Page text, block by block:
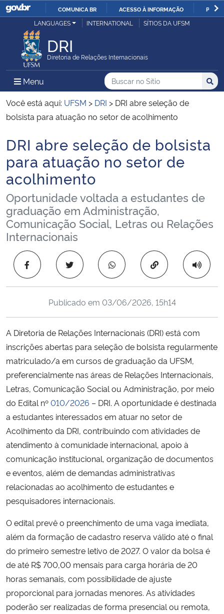
IR
COMUNICA BR ACESSO À INFORMAÇÃO
Ministério da Justiça e Segurança Pública
Ministério da Defesa
Ministério das Relações Exteriores
Ministério da Infraestrutura
Ministério da Agricultura, Pecuária e Abastecimento
Ministério da Educação
Ministério da Cidadania
Ministério da Saúde
Ministério de Minas e Energia
Ministério do Meio Ambiente
Ministério do Turismo
Ministério do Desenvolvimento Regional
Controladoria-Geral da União
Ministério da Mulher, da Família e dos Direitos Humanos
Secretaria-Geral
Secretaria de Governo
Gabinete de Segurança Institucional
Advocacia-Geral da União
Banco Central do Brasil
Planalto
LANGUAGES INTERNATIONAL SÍTIOS DA UFSM
DRI
Diretoria de Relações Internacionais
Menu Menu Principal do Sítio
Busca
Buscar no no Sítio
Busca:
Você está aqui: UFSM > DRI > DRI abre seleção de
bolsista para atuação no setor de acolhimento
Início do conteúdo
DRI abre seleção de bolsista
para atuação no setor de
acolhimento
Oportunidade voltada a estudantes de
graduação em Administração,
Comunicação Social, Letras ou Relações
Internacionais
Copiar para área
Publicado em 03/06/2026, 15h14
A Diretoria de Relações Internacionais (DRI) está com
inscrições abertas para seleção de bolsista regularmente
matriculado/a em cursos de graduação da UFSM,
preferencialmente nas áreas de Relações Internacionais,
Letras, Comunicação Social ou Administração, por meio
do Edital nº010/2026 – DRI. A oportunidade é destinada
a estudantes interessados em atuar no setor de
Acolhimento da DRI, contribuindo com atividades de
atendimento à comunidade internacional, apoio à
comunicação institucional, organização de documentos
e eventos, além de demandas administrativas
relacionadas ao acolhimento de estudantes e
pesquisadores internacionais.
O edital prevê o preenchimento de uma vaga imediata,
além da formação de cadastro reserva válido até o final
do primeiro semestre letivo de 2027. O valor da bolsa é
de até R$ 700,00 mensais para carga horária de 20
horas semanais, com possibilidade de ajuste
proporcional para jornadas menores. As atividades
poderão ser realizadas de forma presencial ou remota,